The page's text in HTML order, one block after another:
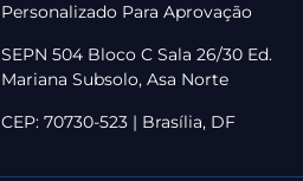
Personalizado Para Aprovação
SEPN 504 Bloco C Sala 26/30 Ed.
Mariana Subsolo, Asa Norte
CEP: 70730-523 | Brasília, DF